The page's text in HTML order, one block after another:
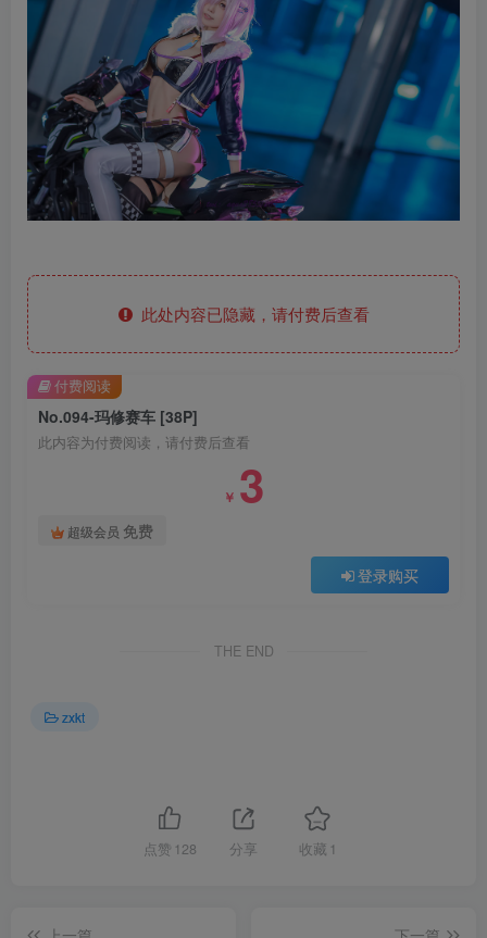
此处内容已隐藏，请付费后查看
No.094-玛修赛车 [38P]
此内容为付费阅读，请付费后查看
￥ 3
超级会员 免费
登录购买
付费阅读
THE END
zxkt
点赞 128 分享 收藏 1